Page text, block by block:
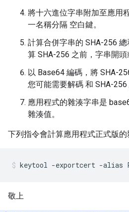
將十六進位字串附加至應用
一名稱分隔 空白鍵。
計算合併字串的 SHA-256
算 SHA-256 之前，字串開
以 Base64 編碼，將 SHA-
您可能需要解碼 和 SHA-
應用程式的雜湊字串是
雜湊值。
下列指令會計算應用程式正式版的
敬上